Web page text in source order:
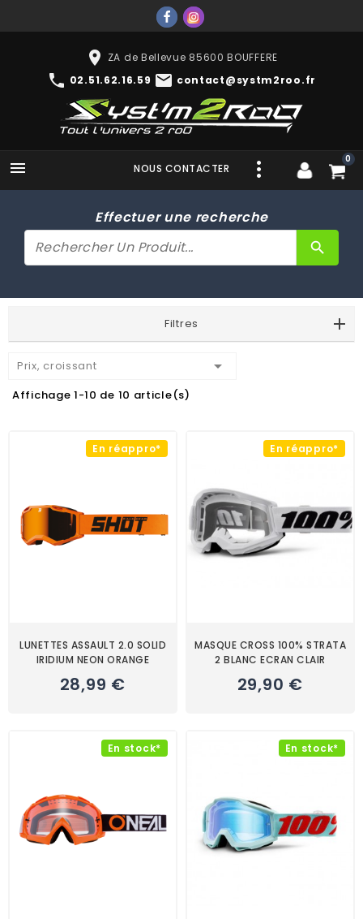
place ZA de Bellevue 85600 BOUFFERE
phone 02.51.62.16.59 mail contact@systm2roo.fr
 0
NOUS CONTACTER
Effectuer une recherche
search
Filtres
Prix, croissant 
Affichage 1-10 de 10 article(s)
En réappro*
LUNETTES ASSAULT 2.0 SOLID
IRIDIUM NEON ORANGE
28,99 €
En réappro*
MASQUE CROSS 100% STRATA
2 BLANC ECRAN CLAIR
29,90 €
En stock* En stock*